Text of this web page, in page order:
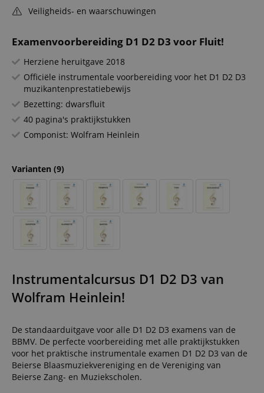
Examenvoorbereiding D1 D2 D3 voor Fluit!
Herziene heruitgave 2018
Officiële instrumentale voorbereiding voor het D1 D2 D3
muzikantenprestatiebewijs
Bezetting: dwarsfluit
40 pagina's praktijkstukken
Componist: Wolfram Heinlein
Varianten (9)
Veiligheids- en waarschuwingen
Instrumentalcursus D1 D2 D3 van
Wolfram Heinlein!
De standaarduitgave voor alle D1 D2 D3 examens van de
BBMV. De perfecte voorbereiding met alle praktijkstukken
voor het praktische instrumentale examen D1 D2 D3 van de
Beierse Blaasmuziekvereniging en de Vereniging van
Beierse Zang- en Muziekscholen.